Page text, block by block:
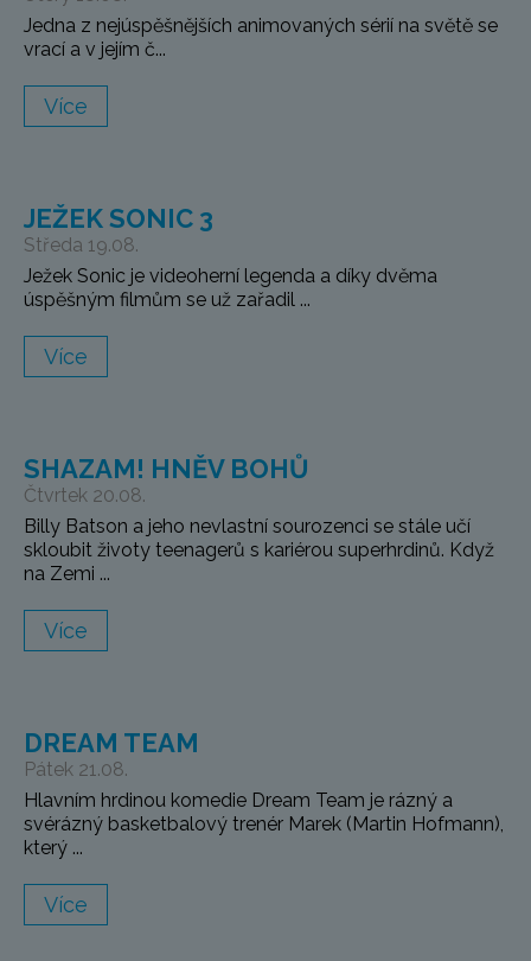
Jedna z nejúspěšnějších animovaných sérií na světě se
vrací a v jejím č...
Více
JEŽEK SONIC 3
Středa 19.08.
Ježek Sonic je videoherní legenda a díky dvěma
úspěšným filmům se už zařadil ...
Více
SHAZAM! HNĚV BOHŮ
Čtvrtek 20.08.
Billy Batson a jeho nevlastní sourozenci se stále učí
skloubit životy teenagerů s kariérou superhrdinů. Když
na Zemi ...
Více
DREAM TEAM
Pátek 21.08.
Hlavním hrdinou komedie Dream Team je rázný a
svérázný basketbalový trenér Marek (Martin Hofmann),
který ...
Více